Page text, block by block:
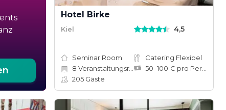
Hotel Birke
Kiel 4,5
Seminar Room
Catering Flexibel
8 Veranstaltungsräume
205 Gäste